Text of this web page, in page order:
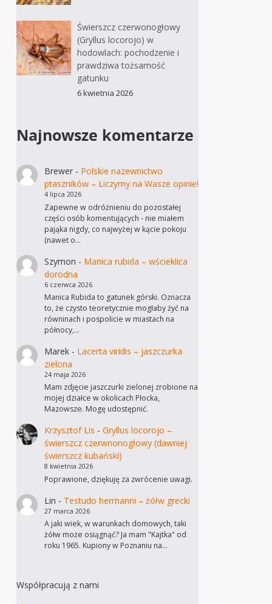
Świerszcz czerwonogłowy
(Gryllus locorojo) w
hodowlach: pochodzenie i
prawdziwa tożsamość
gatunku
6 kwietnia 2026
Najnowsze komentarze
Brewer- Polskie nazewnictwo
ptaszników – Liczymy na Wasze opinie!
4 lipca 2026
Zapewne w odróżnieniu do pozostałej
części osób komentujących - nie miałem
pająka nigdy, co najwyżej w kącie pokoju
(nawet o…
Szymon - Manica rubida – wścieklica
dorodna
6 czerwca 2026
Manica Rubida to gatunek górski. Oznacza
to, że czysto teoretycznie mogłaby żyć na
równinach i pospolicie w miastach na
północy,…
Marek- Lacerta viridis – jaszczurka
zielona
24 maja 2026
Mam zdjęcie jaszczurki zielonej zrobione na
mojej działce w okolicach Płocka,
Mazowsze. Mogę udostępnić.
Krzysztof Lis - Gryllus locorojo –
świerszcz czerwnonogłowy (dawniej
świerszcz kubański)
8 kwietnia 2026
Poprawione, dziękuję za zwrócenie uwagi.
Lin - Testudo hermanni – żółw grecki
27 marca 2026
A jaki wiek, w warunkach domowych, taki
żółw może osiągnąć? Ja mam "Kajtka" od
roku 1965. Kupiony w Poznaniu na…
Współpracują z nami